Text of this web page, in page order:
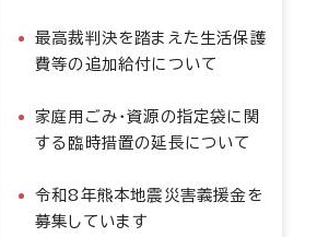
最高裁判決を踏まえた生活保護
費等の追加給付について
家庭用ごみ・資源の指定袋に関
する臨時措置の延長について
令和8年熊本地震災害義援金を
募集しています